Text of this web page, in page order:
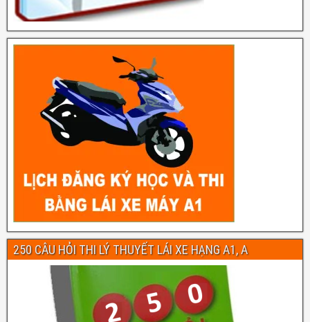
250 CÂU HỎI THI LÝ THUYẾT LÁI XE HẠNG A1, A